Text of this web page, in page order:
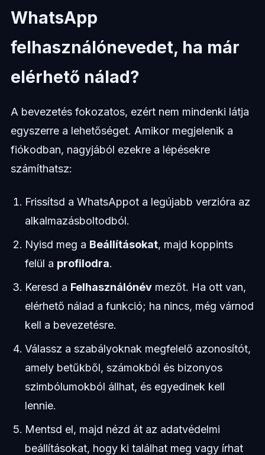
WhatsApp
felhasználónevedet, ha már
elérhető nálad?
A bevezetés fokozatos, ezért nem mindenki látja
egyszerre a lehetőséget. Amikor megjelenik a
fiókodban, nagyjából ezekre a lépésekre
számíthatsz:
Frissítsd a WhatsAppot a legújabb verzióra az
alkalmazásboltodból.
Nyisd meg a Beállításokat, majd koppints
felül a profilodra.
Keresd a Felhasználónévmezőt. Ha ott van,
elérhető nálad a funkció; ha nincs, még várnod
kell a bevezetésre.
Válassz a szabályoknak megfelelő azonosítót,
amely betűkből, számokból és bizonyos
szimbólumokból állhat, és egyedinek kell
lennie.
Mentsd el, majd nézd át az adatvédelmi
beállításokat, hogy ki találhat meg vagy írhat